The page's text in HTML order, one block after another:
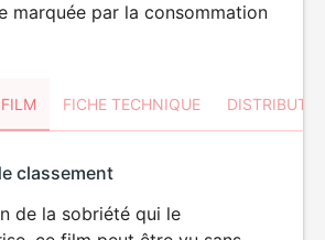
marquée par la consommation
FICHE TECHNIQUE
classement
de la sobriété qui le